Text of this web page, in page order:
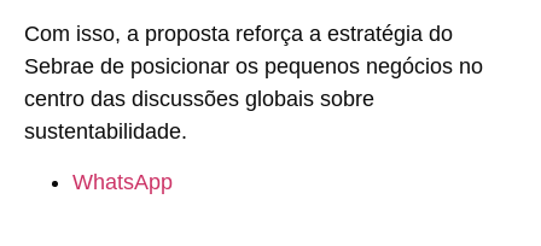
Com isso, a proposta reforça a estratégia do
Sebrae de posicionar os pequenos negócios no
centro das discussões globais sobre
sustentabilidade.
WhatsApp